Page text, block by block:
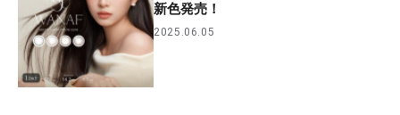
新色発売！
2025.06.05